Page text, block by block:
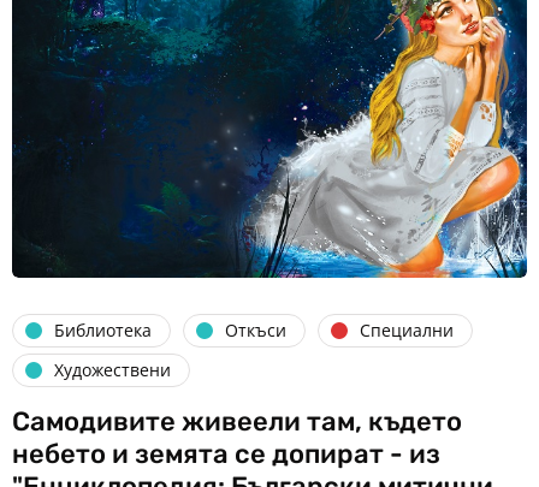
Библиотека Откъси
Специални
Художествени
Самодивите живеели там, където
небето и земята се допират - из